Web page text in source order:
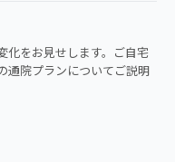
化をお見せします。ご自宅
通院プランについてご説明